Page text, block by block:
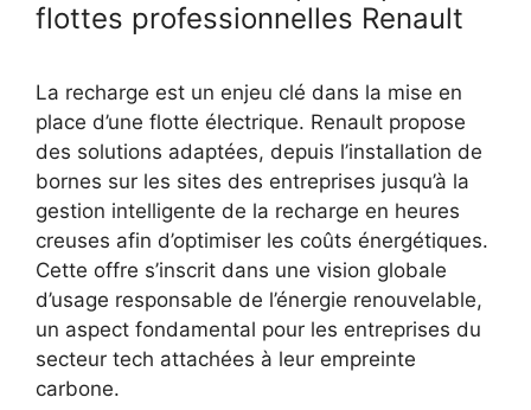
flottes professionnelles Renault
La recharge est un enjeu clé dans la mise en
place d’une flotte électrique. Renault propose
des solutions adaptées, depuis l’installation de
bornes sur les sites des entreprises jusqu’à la
gestion intelligente de la recharge en heures
creuses afin d’optimiser les coûts énergétiques.
Cette offre s’inscrit dans une vision globale
d’usage responsable de l’énergie renouvelable,
un aspect fondamental pour les entreprises du
secteur tech attachées à leur empreinte
carbone.